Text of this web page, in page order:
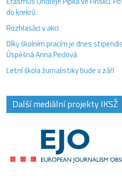
do krekrů
Rozhlasáci v akci
Díky školním pracím je dnes
Úspěšná Anna Peclová
Letní škola žurnalistiky bude v září
Další mediální projekty IKSŽ